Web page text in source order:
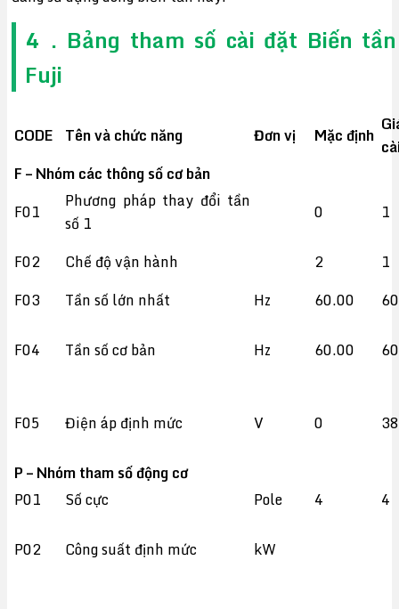
4 . Bảng tham số cài đặt Biến tần
Fuji
CODE Tên và chức năng Đơn vị Mặc định
F – Nhóm các thông số cơ bản
F01
Phương pháp thay đổi tần
số 1
0 1
F02 Chế độ vận hành 2
1
F03
Tần số lớn nhất Hz 60.00
F04 Tần số cơ bản Hz 60.00
F05 Điện áp định mức V 0
P – Nhóm tham số động cơ
P01
Số cực Pole 4 4
P02 Công suất định mức kW